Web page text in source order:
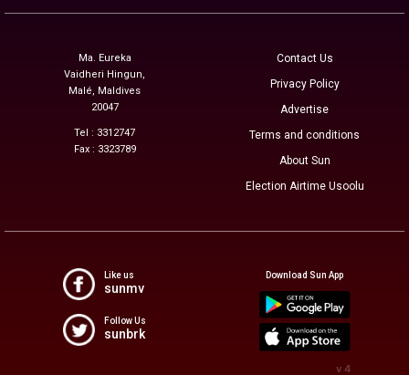
Ma. Eureka
Vaidheri Hingun,
Malé, Maldives
20047
Tel : 3312747
Fax : 3323789
Contact Us
Privacy Policy
Advertise
Terms and conditions
About Sun
Election Airtime Usoolu
Like us
sunmv
Follow Us
sunbrk
Download Sun App
v 4